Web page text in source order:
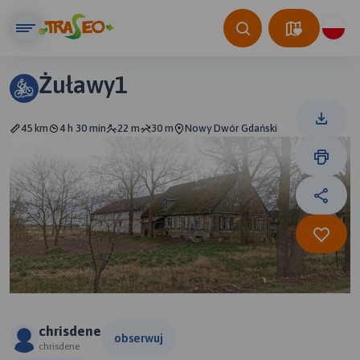
Żuławy1
45 km 4 h 30 min 22 m 30 m Nowy Dwór Gdański
chrisdene
chrisdene
obserwuj